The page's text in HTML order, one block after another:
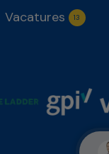
Vacatures
13